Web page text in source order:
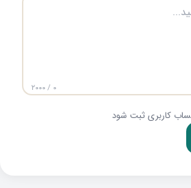
۰ / ۲۰۰۰
کاربری ثبت شود